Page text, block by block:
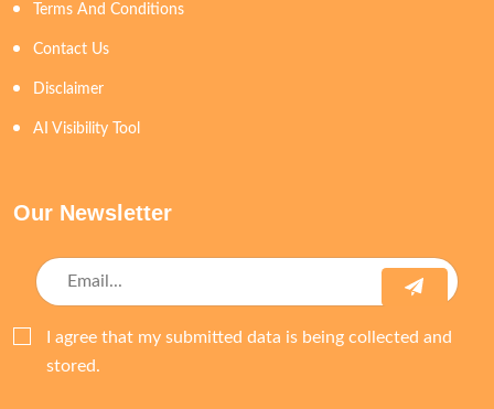
Terms And Conditions
Contact Us
Disclaimer
AI Visibility Tool
Our Newsletter
I agree that my submitted data is being collected and
stored.